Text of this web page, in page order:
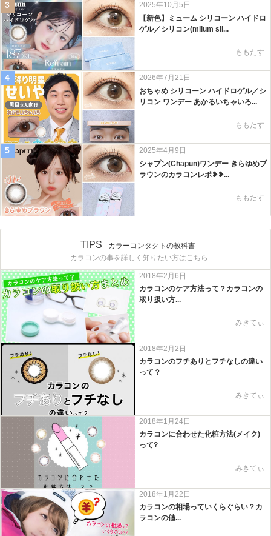
3
2025年10月5日
【新色】ミューム シリコーン ハイドロ
ゲル／シリコン(miium sil...
ももたす
4
2026年7月21日
おちゃめ シリコーン ハイドロゲル／シ
リコン ワンデー あかるいちゃいろ...
ももたす
5
2025年4月9日
シャプン(Chapun)ワンデー きらゆめブ
ラウンのカラコンレポ❥❥...
ももたす
TIPS -カラーコンタクトの教科書-
カラコンの事を詳しく知りたい方はこちら
2018年2月6日
カラコンのケア方法って？カラコンの
取り扱い方...
みきてぃ
2018年2月2日
カラコンのフチありとフチなしの違い
って？
みきてぃ
2018年1月24日
カラコンに合わせた化粧方法(メイク)
って?
みきてぃ
2018年1月22日
カラコンの相場っていくらぐらい？カ
ラコンの値...